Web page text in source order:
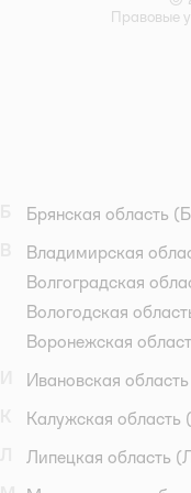
Правовые
Брянская область
Владимирская
Волгоградская
Вологодская
Воронежская
Ивановская область
Калужская область
Липецкая область